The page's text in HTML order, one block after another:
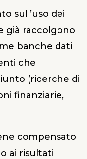
sull’uso dei
già raccolgono
banche dati
che
(ricerche di
finanziarie,
compensato
ai risultati